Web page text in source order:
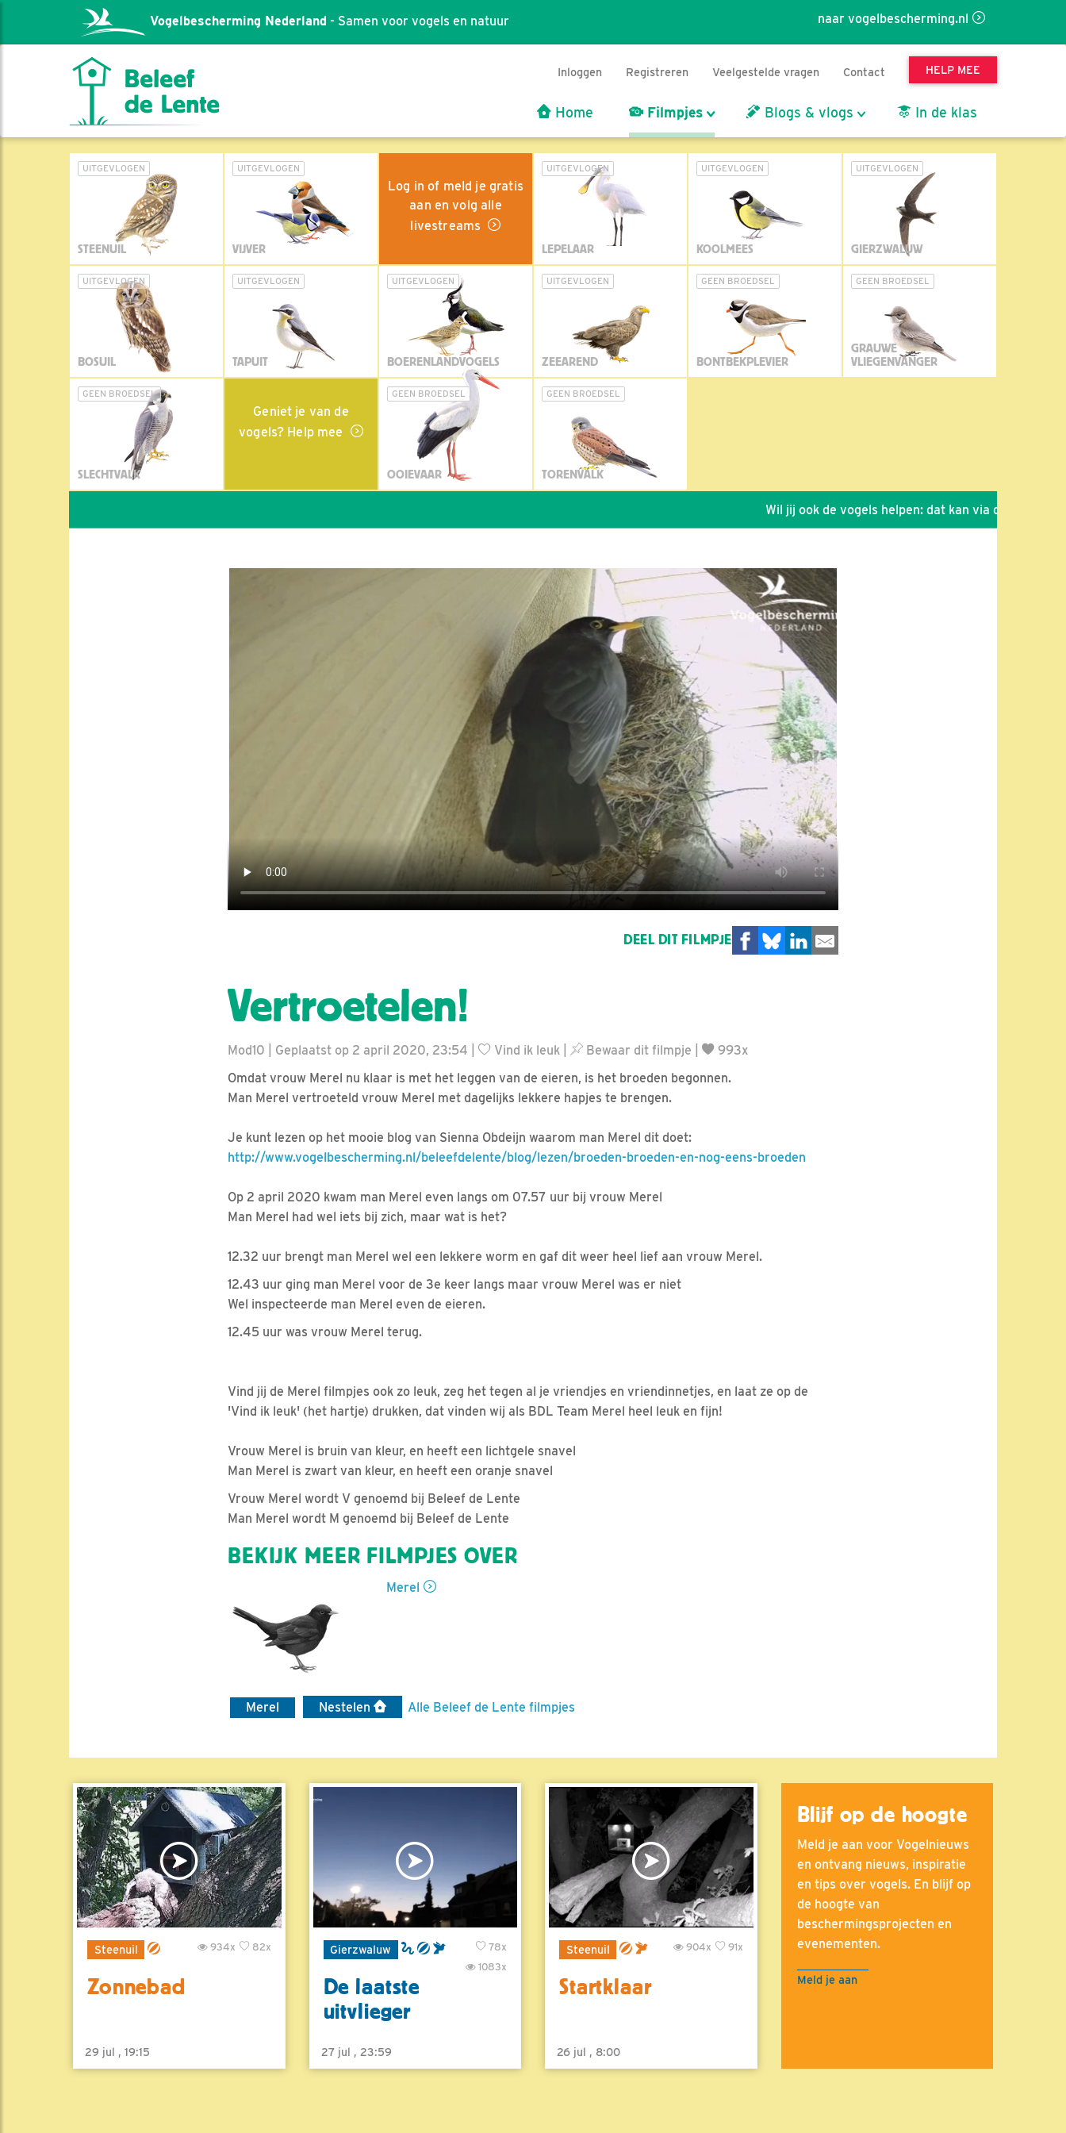
naar vogelbescherming.nl
Vogelbescherming Nederland - Samen voor vogels en natuur
Inloggen Registreren Veelgestelde vragen Contact HELP MEE
Home Filmpjes Blogs & vlogs In de klas
UITGEVLOGEN
STEENUIL
UITGEVLOGEN
VIJVER
Log in of meld je gratis
aan en volg alle
livestreams
UITGEVLOGEN
LEPELAAR
UITGEVLOGEN
KOOLMEES
UITGEVLOGEN
GIERZWALUW
UITGEVLOGEN
BOSUIL
UITGEVLOGEN
TAPUIT
UITGEVLOGEN
BOERENLANDVOGELS
UITGEVLOGEN
ZEEAREND
GEEN BROEDSEL
BONTBEKPLEVIER
GEEN BROEDSEL
GRAUWE
VLIEGENVANGER
GEEN BROEDSEL
SLECHTVALK
Geniet je van de
vogels? Help mee
GEEN BROEDSEL
OOIEVAAR
GEEN BROEDSEL
TORENVALK
Wil jij ook de vogels helpen: dat kan via de link!
DEEL DIT FILMPJE
Vertroetelen!
Mod10 | Geplaatst op 2 april 2020, 23:54 | Vind ik leuk Bewaar dit filmpje
993x
Omdat vrouw Merel nu klaar is met het leggen van de eieren, is het broeden begonnen.
Man Merel vertroeteld vrouw Merel met dagelijks lekkere hapjes te brengen.
Je kunt lezen op het mooie blog van Sienna Obdeijn waarom man Merel dit doet:
http://www.vogelbescherming.nl/beleefdelente/blog/lezen/broeden-broeden-en-nog-eens-broeden
Op 2 april 2020 kwam man Merel even langs om 07.57 uur bij vrouw Merel
Man Merel had wel iets bij zich, maar wat is het?
12.32 uur brengt man Merel wel een lekkere worm en gaf dit weer heel lief aan vrouw Merel.
12.43 uur ging man Merel voor de 3e keer langs maar vrouw Merel was er niet
Wel inspecteerde man Merel even de eieren.
12.45 uur was vrouw Merel terug.
Vind jij de Merel filmpjes ook zo leuk, zeg het tegen al je vriendjes en vriendinnetjes, en laat ze op de
'Vind ik leuk' (het hartje) drukken, dat vinden wij als BDL Team Merel heel leuk en fijn!
Vrouw Merel is bruin van kleur, en heeft een lichtgele snavel
Man Merel is zwart van kleur, en heeft een oranje snavel
Vrouw Merel wordt V genoemd bij Beleef de Lente
Man Merel wordt M genoemd bij Beleef de Lente
BEKIJK MEER FILMPJES OVER
Merel
Merel Nestelen Alle Beleef de Lente filmpjes
Steenuil 82x
934x
Zonnebad
29 jul , 19:15
Gierzwaluw
78x
1083x
De laatste
uitvlieger
27 jul , 23:59
Steenuil 91x
904x
Startklaar
26 jul , 8:00
Blijf op de hoogte
Meld je aan voor Vogelnieuws
en ontvang nieuws, inspiratie
en tips over vogels. En blijf op
de hoogte van
beschermingsprojecten en
evenementen.
Meld je aan